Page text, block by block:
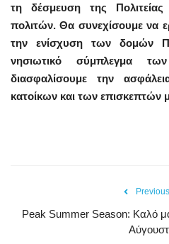
τη δέσμευση της
πολιτών. Θα συνεχίσουμε να
την ενίσχυση των δομών
νησιωτικό σύμπλεγμα
διασφαλίσουμε την
κατοίκων και των επισκεπτών
Peak Summer Season: Kαλό